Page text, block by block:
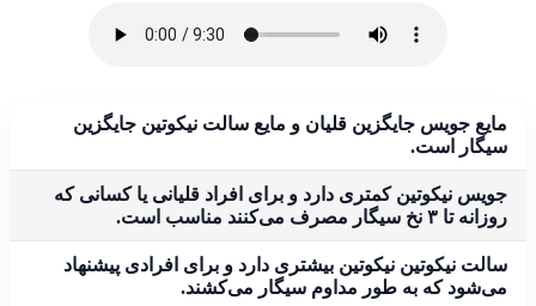
مایع جویس جایگزین قلیان و مایع سالت نیکوتین جایگزین
سیگار است.
جویس نیکوتین کمتری دارد و برای افراد قلیانی یا کسانی که
روزانه تا ۳ نخ سیگار مصرف می‌کنند مناسب است.
سالت نیکوتین نیکوتین بیشتری دارد و برای افرادی پیشنهاد
می‌شود که به طور مداوم سیگار می‌کشند.